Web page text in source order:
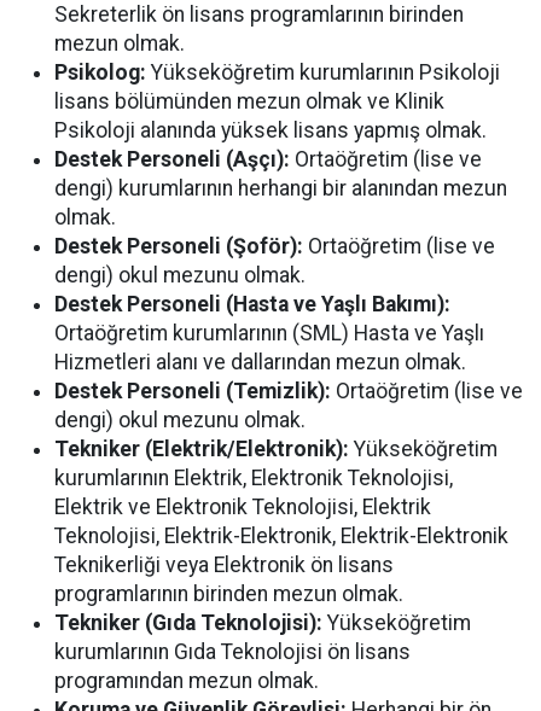
Sekreterlik ön lisans programlarının birinden
mezun olmak.
Psikolog: Yükseköğretim kurumlarının Psikoloji
lisans bölümünden mezun olmak ve Klinik
Psikoloji alanında yüksek lisans yapmış olmak.
Destek Personeli (Aşçı): Ortaöğretim (lise ve
dengi) kurumlarının herhangi bir alanından mezun
olmak.
Destek Personeli (Şoför): Ortaöğretim (lise ve
dengi) okul mezunu olmak.
Destek Personeli (Hasta ve Yaşlı Bakımı):
Ortaöğretim kurumlarının (SML) Hasta ve Yaşlı
Hizmetleri alanı ve dallarından mezun olmak.
Destek Personeli (Temizlik): Ortaöğretim (lise ve
dengi) okul mezunu olmak.
Tekniker (Elektrik/Elektronik): Yükseköğretim
kurumlarının Elektrik, Elektronik Teknolojisi,
Elektrik ve Elektronik Teknolojisi, Elektrik
Teknolojisi, Elektrik-Elektronik, Elektrik-Elektronik
Teknikerliği veya Elektronik ön lisans
programlarının birinden mezun olmak.
Tekniker (Gıda Teknolojisi): Yükseköğretim
kurumlarının Gıda Teknolojisi ön lisans
programından mezun olmak.